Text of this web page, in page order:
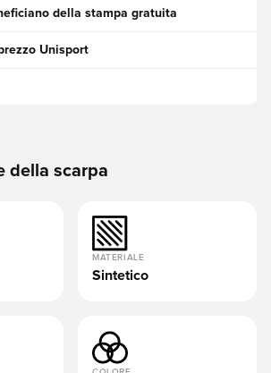
della stampa gratuita
Unisport
della scarpa
MATERIALE
Sintetico